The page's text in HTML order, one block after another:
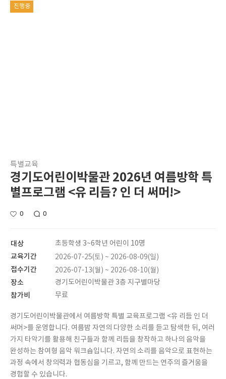
진행중
특별교육
경기도어린이박물관 2026년 여름방학 특
별프로그램 <유 리듬? 인 더 써머!>
0 0
대상 초등학생 3~6학년 어린이 10명
교육기간 2026-07-25(토) ~ 2026-08-09(일)
접수기간 2026-07-13(월) ~ 2026-08-10(월)
장소 경기도어린이박물관 3층 지구별마당
참가비 무료
경기도어린이박물관에서 여름방학 특별 교육프로그램 <유 리듬 인 더
써머>를 운영합니다. 여름밤 자연의 다양한 소리를 듣고 탐색한 뒤, 여러
가지 타악기를 활용해 친구들과 함께 리듬을 창작하고 하나의 음악을
완성하는 참여형 음악 워크숍입니다. 자연의 소리를 음악으로 표현하는
과정 속에서 창의력과 협동심을 기르고, 함께 만드는 연주의 즐거움을
경험할 수 있습니다.